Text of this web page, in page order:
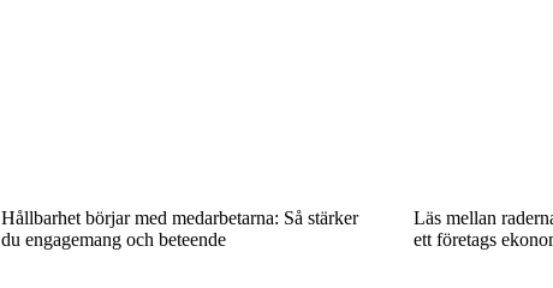
Hållbarhet börjar med medarbetarna: Så stärker
du engagemang och beteende
Läs mellan
ett företags